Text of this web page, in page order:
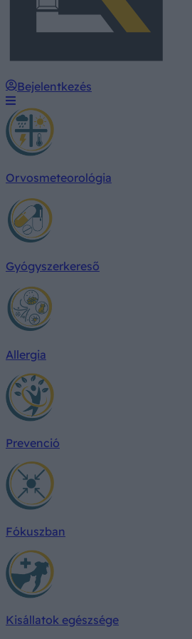
Bejelentkezés
Orvosmeteorológia
Gyógyszerkereső
Allergia
Prevenció
Fókuszban
Kisállatok egészsége